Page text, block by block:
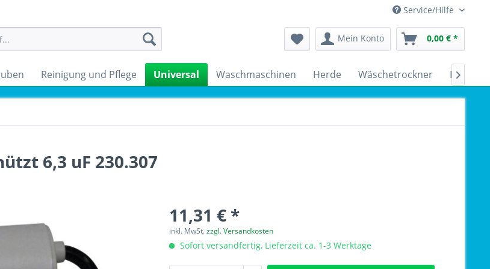
Service/Hilfe
Mein Konto 0,00 € *
Reinigung und Pflege Universal Waschmaschinen Herde Wäschetrockner 
6,3 uF 230.307
11,31 € *
inkl. MwSt.zzgl. Versandkosten
Sofort versandfertig, Lieferzeit ca. 1-3 Werktage